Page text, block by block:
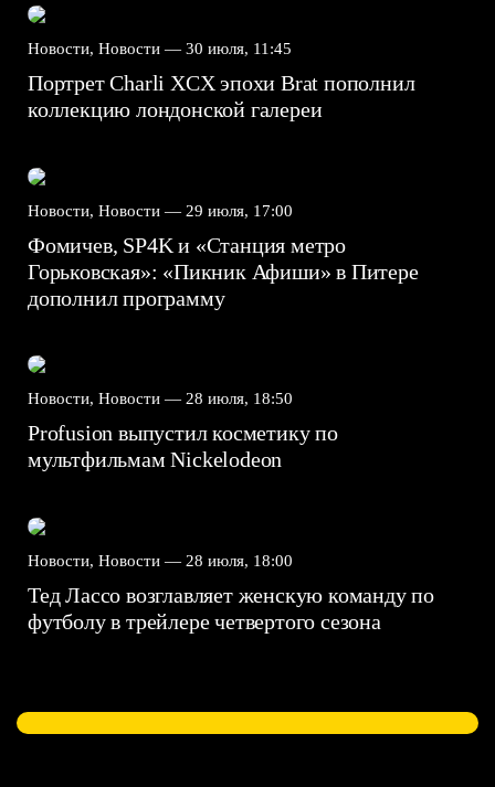
Новости, Новости — 30 июля, 11:45
Портрет Charli XCX эпохи Brat пополнил
коллекцию лондонской галереи
Новости, Новости — 29 июля, 17:00
Фомичев, SP4K и «Станция метро
Горьковская»: «Пикник Афиши» в Питере
дополнил программу
Новости, Новости — 28 июля, 18:50
Profusion выпустил косметику по
мультфильмам Nickelodeon
Новости, Новости — 28 июля, 18:00
Тед Лассо возглавляет женскую команду по
футболу в трейлере четвертого сезона